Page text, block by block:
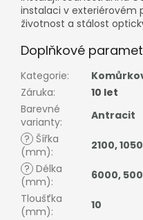
instalaci v exteriérovém
životnost a stálost
Doplňkové
Kategorie:
Záruka:
10 let
Barevné
varianty:
Antracit
? Šířka
(mm): 2100,1050
? Délka
(mm): 6000,
Tloušťka
(mm):
10